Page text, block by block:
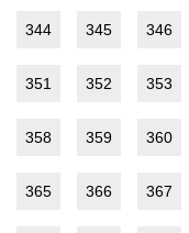
344 345 346
351 352 353
358 359 360
365 366 367